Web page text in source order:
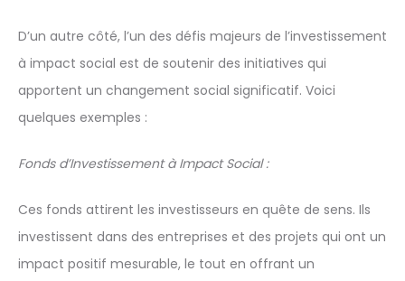
D’un autre côté, l’un des défis majeurs de l’investissement
à impact social est de soutenir des initiatives qui
apportent un changement social significatif. Voici
quelques exemples :
Fonds d’Investissement à Impact Social :
Ces fonds attirent les investisseurs en quête de sens. Ils
investissent dans des entreprises et des projets qui ont un
impact positif mesurable, le tout en offrant un